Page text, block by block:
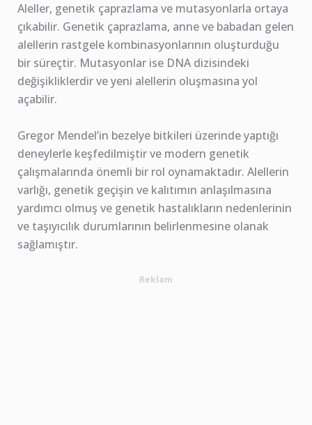
Aleller, genetik çaprazlama ve mutasyonlarla ortaya
çıkabilir. Genetik çaprazlama, anne ve babadan gelen
alellerin rastgele kombinasyonlarının oluşturduğu
bir süreçtir. Mutasyonlar ise DNA dizisindeki
değişikliklerdir ve yeni alellerin oluşmasına yol
açabilir.
Gregor Mendel’in bezelye bitkileri üzerinde yaptığı
deneylerle keşfedilmiştir ve modern genetik
çalışmalarında önemli bir rol oynamaktadır. Alellerin
varlığı, genetik geçişin ve kalıtımın anlaşılmasına
yardımcı olmuş ve genetik hastalıkların nedenlerinin
ve taşıyıcılık durumlarının belirlenmesine olanak
sağlamıştır.
Reklam